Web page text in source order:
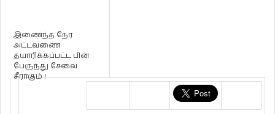
இணைந்த நேர
அட்டவணை
தயாரிக்கப்பட்ட பின்
பேருந்து சேவை
சீராகும் !